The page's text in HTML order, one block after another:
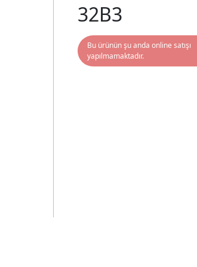
32B3
Bu ürünün şu anda online satışı
yapılmamaktadır.